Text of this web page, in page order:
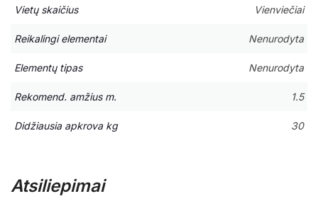
Vietų skaičius Vienviečiai
Reikalingi elementai Nenurodyta
Elementų tipas Nenurodyta
Rekomend. amžius m. 1.5
Didžiausia apkrova kg 30
Atsiliepimai